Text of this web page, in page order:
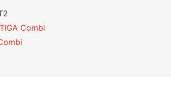
Combi